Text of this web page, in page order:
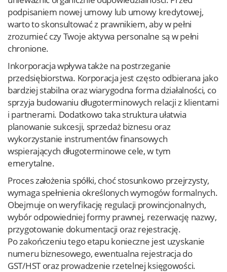
podpisaniem nowej umowy lub umowy kredytowej,
warto to skonsultować z prawnikiem, aby w pełni
zrozumieć czy Twoje aktywa personalne są w pełni
chronione.
Inkorporacja wpływa także na postrzeganie
przedsiębiorstwa. Korporacja jest często odbierana jako
bardziej stabilna oraz wiarygodna forma działalności, co
sprzyja budowaniu długoterminowych relacji z klientami
i partnerami. Dodatkowo taka struktura ułatwia
planowanie sukcesji, sprzedaż biznesu oraz
wykorzystanie instrumentów finansowych
wspierających długoterminowe cele, w tym
emerytalne.
Proces założenia spółki, choć stosunkowo przejrzysty,
wymaga spełnienia określonych wymogów formalnych.
Obejmuje on weryfikację regulacji prowincjonalnych,
wybór odpowiedniej formy prawnej, rezerwację nazwy,
przygotowanie dokumentacji oraz rejestrację.
Po zakończeniu tego etapu konieczne jest uzyskanie
numeru biznesowego, ewentualna rejestracja do
GST/HST oraz prowadzenie rzetelnej księgowości.